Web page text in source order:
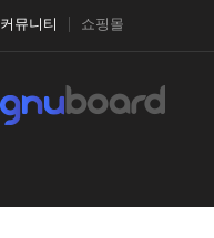
커뮤니티 쇼핑몰